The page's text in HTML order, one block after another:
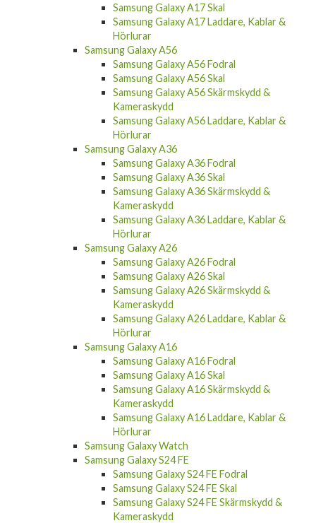
Samsung Galaxy A17 Skal
Samsung Galaxy A17 Laddare, Kablar &
Hörlurar
Samsung Galaxy A56
Samsung Galaxy A56 Fodral
Samsung Galaxy A56 Skal
Samsung Galaxy A56 Skärmskydd &
Kameraskydd
Samsung Galaxy A56 Laddare, Kablar &
Hörlurar
Samsung Galaxy A36
Samsung Galaxy A36 Fodral
Samsung Galaxy A36 Skal
Samsung Galaxy A36 Skärmskydd &
Kameraskydd
Samsung Galaxy A36 Laddare, Kablar &
Hörlurar
Samsung Galaxy A26
Samsung Galaxy A26 Fodral
Samsung Galaxy A26 Skal
Samsung Galaxy A26 Skärmskydd &
Kameraskydd
Samsung Galaxy A26 Laddare, Kablar &
Hörlurar
Samsung Galaxy A16
Samsung Galaxy A16 Fodral
Samsung Galaxy A16 Skal
Samsung Galaxy A16 Skärmskydd &
Kameraskydd
Samsung Galaxy A16 Laddare, Kablar &
Hörlurar
Samsung Galaxy Watch
Samsung Galaxy S24 FE
Samsung Galaxy S24 FE Fodral
Samsung Galaxy S24 FE Skal
Samsung Galaxy S24 FE Skärmskydd &
Kameraskydd